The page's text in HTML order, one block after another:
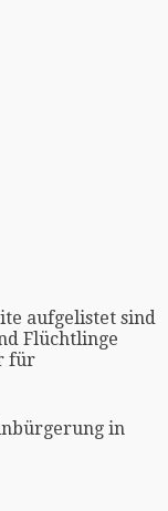
aufgelistet sind
Flüchtlinge
für
in